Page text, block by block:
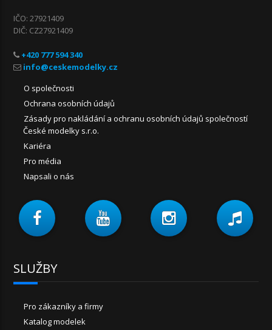
IČO: 27921409
DIČ: CZ27921409
+420 777 594 340
O společnosti
Ochrana osobních údajů
Zásady pro nakládání a ochranu osobních údajů společností
České modelky s.r.o.
Kariéra
Pro média
Napsali o nás
SLUŽBY
Pro zákazníky a firmy
Katalog modelek